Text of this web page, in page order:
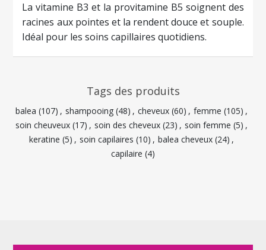
La vitamine B3 et la provitamine B5 soignent des
racines aux pointes et la rendent douce et souple.
Idéal pour les soins capillaires quotidiens.
Tags des produits
balea (107) , shampooing (48) , cheveux (60) , femme (105) ,
soin cheuveux (17) , soin des cheveux (23) , soin femme (5) ,
keratine (5) , soin capilaires (10) , balea cheveux (24) ,
capilaire (4)